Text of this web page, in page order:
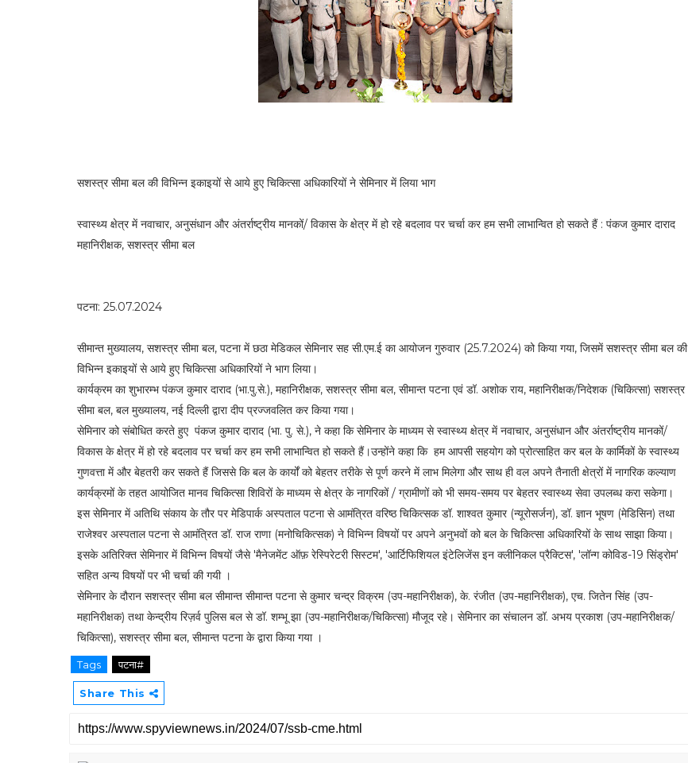
सशस्त्र सीमा बल की विभिन्न इकाइयों से आये हुए चिकित्सा अधिकारियों ने सेमिनार में लिया भाग
स्वास्थ्य क्षेत्र में नवाचार, अनुसंधान और अंतर्राष्ट्रीय मानकों/ विकास के क्षेत्र में हो रहे बदलाव पर चर्चा कर हम सभी लाभान्वित हो सकते हैं : पंकज कुमार दाराद
महानिरीक्षक, सशस्त्र सीमा बल
पटना: 25.07.2024
सीमान्त मुख्यालय, सशस्त्र सीमा बल, पटना में छठा मेडिकल सेमिनार सह सी.एम.ई का आयोजन गुरुवार (25.7.2024) को किया गया, जिसमें सशस्त्र सीमा बल की
विभिन्न इकाइयों से आये हुए चिकित्सा अधिकारियों ने भाग लिया।
कार्यक्रम का शुभारम्भ पंकज कुमार दाराद (भा.पु.से.), महानिरीक्षक, सशस्त्र सीमा बल, सीमान्त पटना एवं डॉ. अशोक राय, महानिरीक्षक/निदेशक (चिकित्सा) सशस्त्र
सीमा बल, बल मुख्यालय, नई दिल्ली द्वारा दीप प्रज्जवलित कर किया गया।
सेमिनार को संबोधित करते हुए पंकज कुमार दाराद (भा. पु. से.), ने कहा कि सेमिनार के माध्यम से स्वास्थ्य क्षेत्र में नवाचार, अनुसंधान और अंतर्राष्ट्रीय मानकों/
विकास के क्षेत्र में हो रहे बदलाव पर चर्चा कर हम सभी लाभान्वित हो सकते हैं।उन्होंने कहा कि हम आपसी सहयोग को प्रोत्साहित कर बल के कार्मिकों के स्वास्थ्य
गुणवत्ता में और बेहतरी कर सकते हैं जिससे कि बल के कार्यों को बेहतर तरीके से पूर्ण करने में लाभ मिलेगा और साथ ही वल अपने तैनाती क्षेत्रों में नागरिक कल्याण
कार्यक्रमों के तहत आयोजित मानव चिकित्सा शिविरों के माध्यम से क्षेत्र के नागरिकों / ग्रामीणों को भी समय-समय पर बेहतर स्वास्थ्य सेवा उपलब्ध करा सकेगा।
इस सेमिनार में अतिथि संकाय के तौर पर मेडिपार्क अस्पताल पटना से आमंत्रित वरिष्ठ चिकित्सक डॉ. शाश्वत कुमार (न्यूरोसर्जन), डॉ. ज्ञान भूषण (मेडिसिन) तथा
राजेश्वर अस्पताल पटना से आमंत्रित डॉ. राज राणा (मनोचिकित्सक) ने विभिन्न विषयों पर अपने अनुभवों को बल के चिकित्सा अधिकारियों के साथ साझा किया।
इसके अतिरिक्त सेमिनार में विभिन्न विषयों जैसे 'मैनेजमेंट ऑफ़ रेस्पिरेटरी सिस्टम', 'आर्टिफिशियल इंटेलिजेंस इन क्लीनिकल प्रैक्टिस', 'लॉन्ग कोविड-19 सिंड्रोम'
सहित अन्य विषयों पर भी चर्चा की गयी ।
सेमिनार के दौरान सशस्त्र सीमा बल सीमान्त सीमान्त पटना से कुमार चन्द्र विक्रम (उप-महानिरीक्षक), के. रंजीत (उप-महानिरीक्षक), एच. जितेन सिंह (उप-
महानिरीक्षक) तथा केन्द्रीय रिज़र्व पुलिस बल से डॉ. शम्भू झा (उप-महानिरीक्षक/चिकित्सा) मौजूद रहे। सेमिनार का संचालन डॉ. अभय प्रकाश (उप-महानिरीक्षक/
चिकित्सा), सशस्त्र सीमा बल, सीमान्त पटना के द्वारा किया गया ।
Tags पटना#
Share This